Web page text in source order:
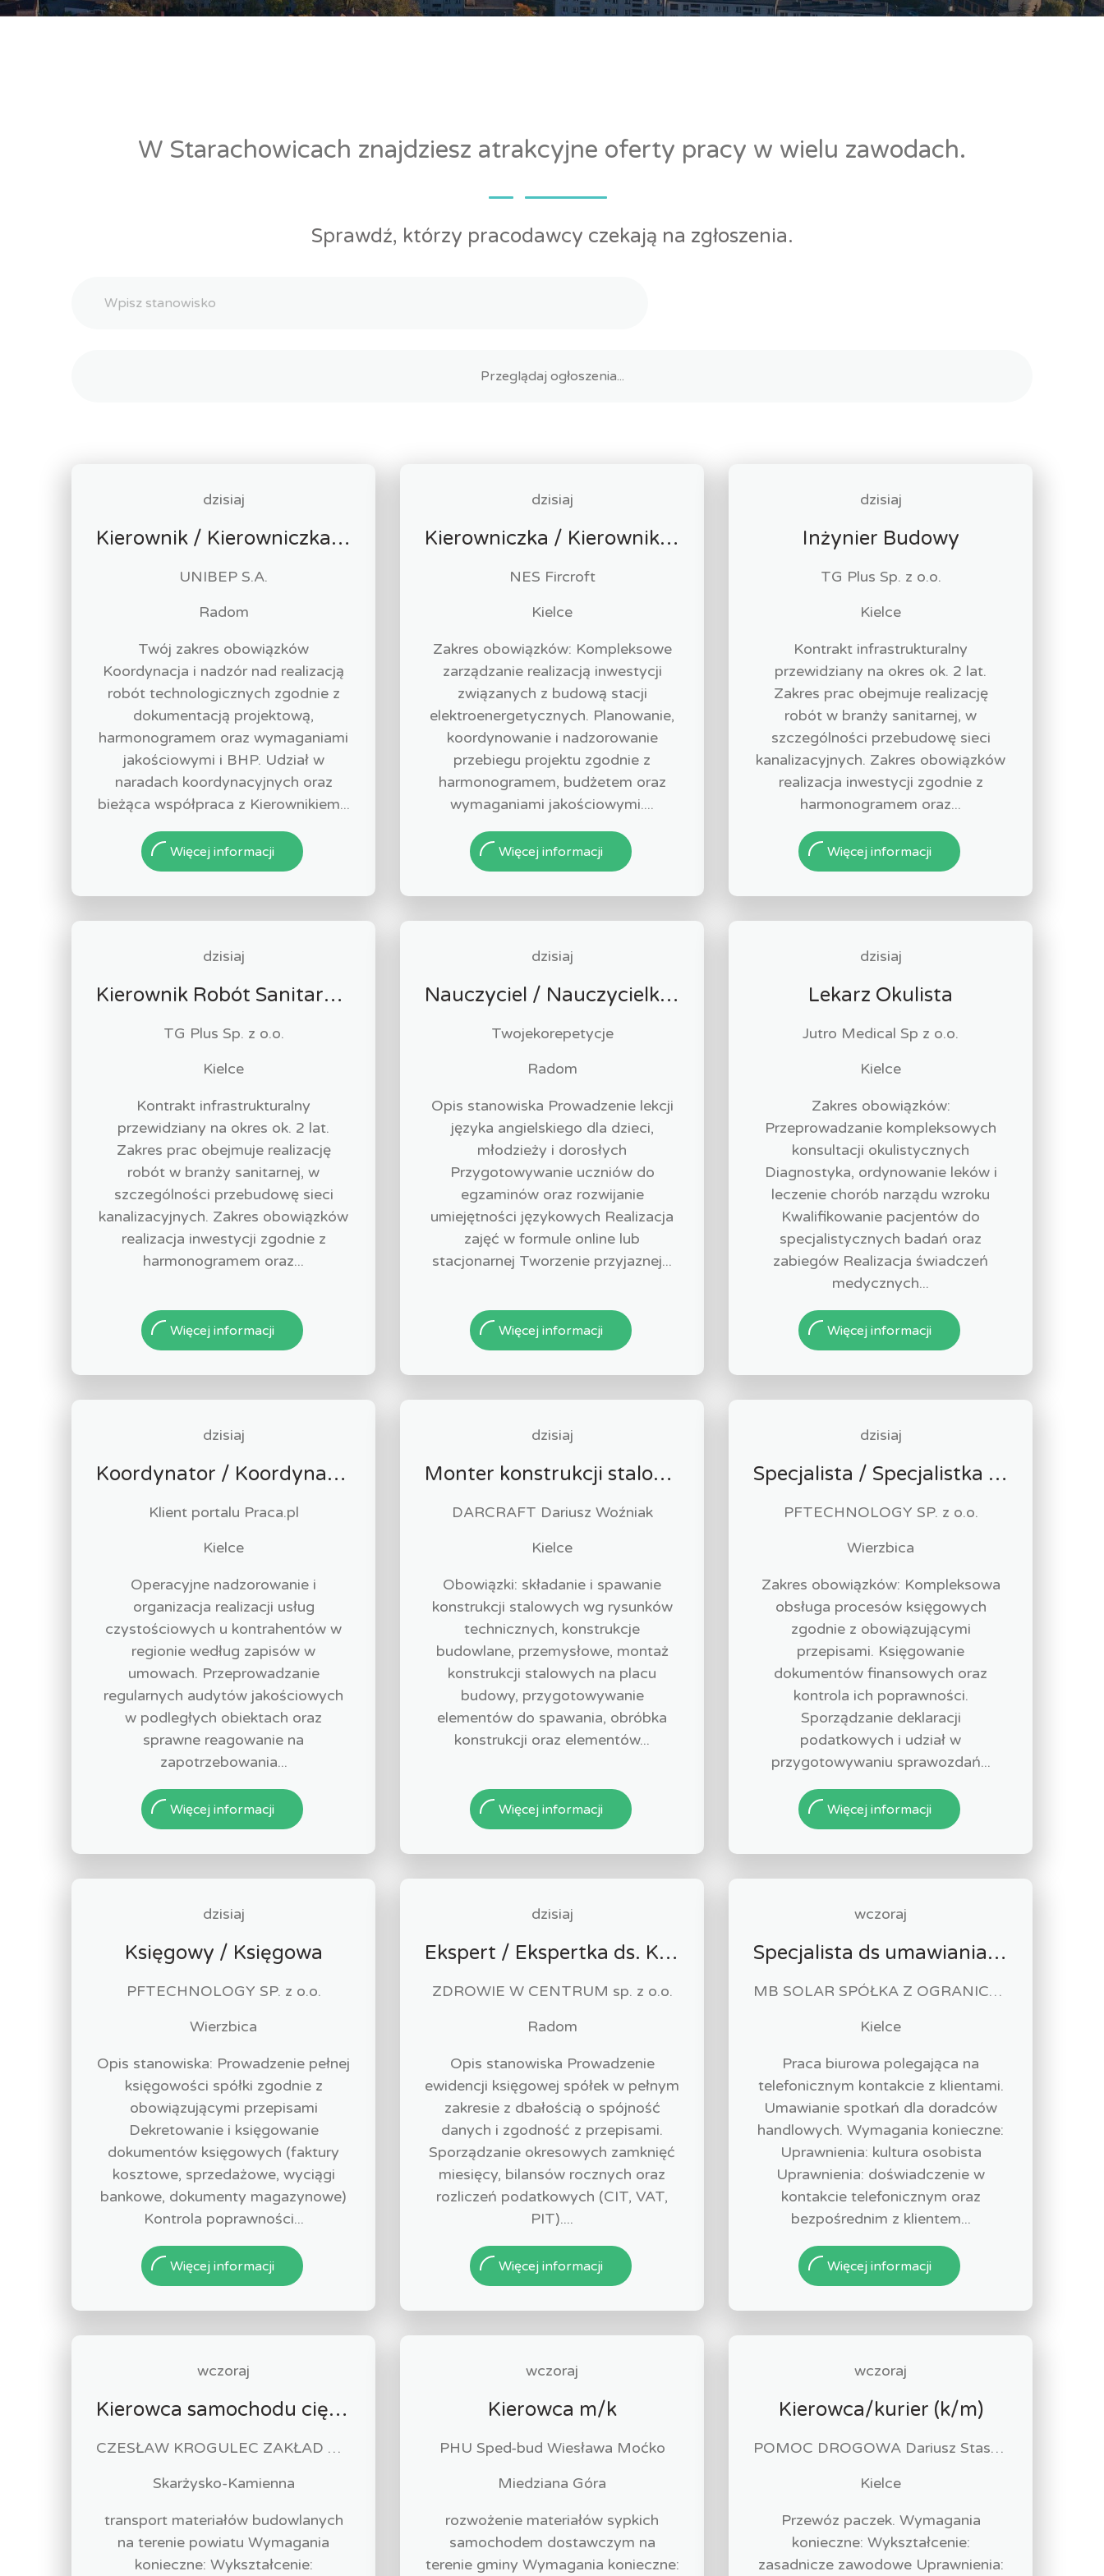
W Starachowicach znajdziesz atrakcyjne oferty pracy w wielu zawodach.
Sprawdź, którzy pracodawcy czekają na zgłoszenia.
dzisiaj
Kierownik / Kierowniczka robót technologicznych
UNIBEP S.A.
Radom
Twój zakres obowiązków
Koordynacja i nadzór nad realizacją
robót technologicznych zgodnie z
dokumentacją projektową,
harmonogramem oraz wymaganiami
jakościowymi i BHP. Udział w
naradach koordynacyjnych oraz
bieżąca współpraca z Kierownikiem...
Więcej informacji
dzisiaj
Kierowniczka / Kierownik projektu – Elektroenergetyka
NES Fircroft
Kielce
Zakres obowiązków: Kompleksowe
zarządzanie realizacją inwestycji
związanych z budową stacji
elektroenergetycznych. Planowanie,
koordynowanie i nadzorowanie
przebiegu projektu zgodnie z
harmonogramem, budżetem oraz
wymaganiami jakościowymi....
Więcej informacji
dzisiaj
Inżynier Budowy
TG Plus Sp. z o.o.
Kielce
Kontrakt infrastrukturalny
przewidziany na okres ok. 2 lat.
Zakres prac obejmuje realizację
robót w branży sanitarnej, w
szczególności przebudowę sieci
kanalizacyjnych. Zakres obowiązków
realizacja inwestycji zgodnie z
harmonogramem oraz...
Więcej informacji
dzisiaj
Kierownik Robót Sanitarnych
TG Plus Sp. z o.o.
Kielce
Kontrakt infrastrukturalny
przewidziany na okres ok. 2 lat.
Zakres prac obejmuje realizację
robót w branży sanitarnej, w
szczególności przebudowę sieci
kanalizacyjnych. Zakres obowiązków
realizacja inwestycji zgodnie z
harmonogramem oraz...
Więcej informacji
dzisiaj
Nauczyciel / Nauczycielka języka angielskiego
Twojekorepetycje
Radom
Opis stanowiska Prowadzenie lekcji
języka angielskiego dla dzieci,
młodzieży i dorosłych
Przygotowywanie uczniów do
egzaminów oraz rozwijanie
umiejętności językowych Realizacja
zajęć w formule online lub
stacjonarnej Tworzenie przyjaznej...
Więcej informacji
dzisiaj
Lekarz Okulista
Jutro Medical Sp z o.o.
Kielce
Zakres obowiązków:
Przeprowadzanie kompleksowych
konsultacji okulistycznych
Diagnostyka, ordynowanie leków i
leczenie chorób narządu wzroku
Kwalifikowanie pacjentów do
specjalistycznych badań oraz
zabiegów Realizacja świadczeń
medycznych...
Więcej informacji
dzisiaj
Koordynator / Koordynatorka Usług Serwisowych i Zespołów Terenowych
Klient portalu Praca.pl
Kielce
Operacyjne nadzorowanie i
organizacja realizacji usług
czystościowych u kontrahentów w
regionie według zapisów w
umowach. Przeprowadzanie
regularnych audytów jakościowych
w podległych obiektach oraz
sprawne reagowanie na
zapotrzebowania...
Więcej informacji
dzisiaj
Monter konstrukcji stalowych - ślusarz (K/M/I)
DARCRAFT Dariusz Woźniak
Kielce
Obowiązki: składanie i spawanie
konstrukcji stalowych wg rysunków
technicznych, konstrukcje
budowlane, przemysłowe, montaż
konstrukcji stalowych na placu
budowy, przygotowywanie
elementów do spawania, obróbka
konstrukcji oraz elementów...
Więcej informacji
dzisiaj
Specjalista / Specjalistka ds. Księgowości
PFTECHNOLOGY SP. z o.o.
Wierzbica
Zakres obowiązków: Kompleksowa
obsługa procesów księgowych
zgodnie z obowiązującymi
przepisami. Księgowanie
dokumentów finansowych oraz
kontrola ich poprawności.
Sporządzanie deklaracji
podatkowych i udział w
przygotowywaniu sprawozdań...
Więcej informacji
dzisiaj
Księgowy / Księgowa
PFTECHNOLOGY SP. z o.o.
Wierzbica
Opis stanowiska: Prowadzenie pełnej
księgowości spółki zgodnie z
obowiązującymi przepisami
Dekretowanie i księgowanie
dokumentów księgowych (faktury
kosztowe, sprzedażowe, wyciągi
bankowe, dokumenty magazynowe)
Kontrola poprawności...
Więcej informacji
dzisiaj
Ekspert / Ekspertka ds. Księgowości
ZDROWIE W CENTRUM sp. z o.o.
Radom
Opis stanowiska Prowadzenie
ewidencji księgowej spółek w pełnym
zakresie z dbałością o spójność
danych i zgodność z przepisami.
Sporządzanie okresowych zamknięć
miesięcy, bilansów rocznych oraz
rozliczeń podatkowych (CIT, VAT,
PIT)....
Więcej informacji
wczoraj
Specjalista ds umawiania spotkań telefonicznych m/k
MB SOLAR SPÓŁKA Z OGRANICZONĄ ODPOWIEDZIALNOŚCIĄ
Kielce
Praca biurowa polegająca na
telefonicznym kontakcie z klientami.
Umawianie spotkań dla doradców
handlowych. Wymagania konieczne:
Uprawnienia: kultura osobista
Uprawnienia: doświadczenie w
kontakcie telefonicznym oraz
bezpośrednim z klientem...
Więcej informacji
wczoraj
Kierowca samochodu ciężarowego (k/m)
CZESŁAW KROGULEC ZAKŁAD ROBÓT DROGOWYCH "KROGULEC"
Skarżysko-Kamienna
transport materiałów budowlanych
na terenie powiatu Wymagania
konieczne: Wykształcenie:
wczoraj
Kierowca m/k
PHU Sped-bud Wiesława Moćko
Miedziana Góra
rozwożenie materiałów sypkich
samochodem dostawczym na
terenie gminy Wymagania konieczne:
wczoraj
Kierowca/kurier (k/m)
POMOC DROGOWA Dariusz Staszewski
Kielce
Przewóz paczek. Wymagania
konieczne: Wykształcenie:
zasadnicze zawodowe Uprawnienia: